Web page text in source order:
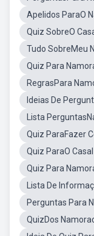
Apelidos ParaO
Quiz SobreO
Tudo SobreMeu
Quiz Para
RegrasPara
Ideias De
Lista
Quiz ParaFazer
Quiz ParaO
Quiz Para
Lista De
Perguntas Para
QuizDos